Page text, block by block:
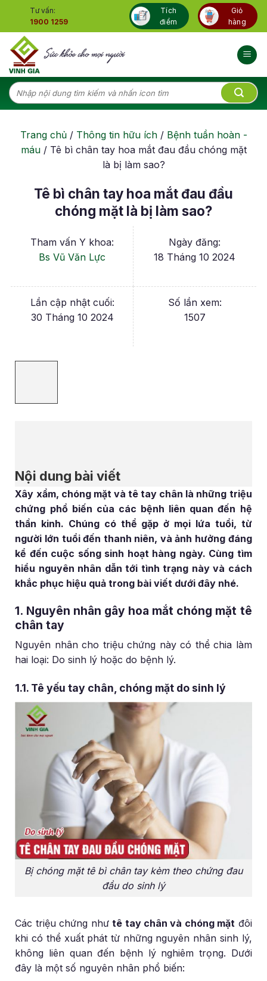
content
Tư vấn:
1900 1259
Tích
điểm
Giỏ
hàng
Tìm
kiếm:
Trang chủ/ Thông tin hữu ích/ Bệnh tuần hoàn -
máu/ Tê bì chân tay hoa mắt đau đầu chóng mặt
là bị làm sao?
Tê bì chân tay hoa mắt đau đầu
chóng mặt là bị làm sao?
Tham vấn Y khoa:
Bs Vũ Văn Lực
Ngày đăng:
18 Tháng 10 2024
Lần cập nhật cuối:
30 Tháng 10 2024
Số lần xem:
1507
Nội dung bài viết
Xây xẩm, chóng mặt và tê tay chân là những triệu
chứng phổ biến của các bệnh liên quan đến hệ
thần kinh. Chúng có thể gặp ở mọi lứa tuổi, từ
người lớn tuổi đến thanh niên, và ảnh hưởng đáng
kể đến cuộc sống sinh hoạt hàng ngày. Cùng tìm
hiểu nguyên nhân dẫn tới tình trạng này và cách
khắc phục hiệu quả trong bài viết dưới đây nhé.
1. Nguyên nhân gây hoa mắt chóng mặt tê
chân tay
Nguyên nhân cho triệu chứng này có thể chia làm
hai loại: Do sinh lý hoặc do bệnh lý.
1.1. Tê yếu tay chân, chóng mặt do sinh lý
Bị chóng mặt tê bì chân tay kèm theo chứng đau
đầu do sinh lý
Các triệu chứng nhưtê tay chân và chóng mặt đôi
khi có thể xuất phát từ những nguyên nhân sinh lý,
không liên quan đến bệnh lý nghiêm trọng. Dưới
đây là một số nguyên nhân phổ biến: